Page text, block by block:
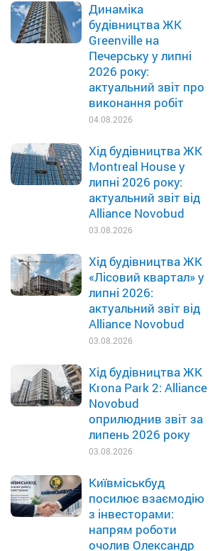
Динаміка
будівництва ЖК
Greenville на
Печерську у липні
2026 року:
актуальний звіт про
виконання робіт
04.08.2026
Хід будівництва ЖК
Montreal House у
липні 2026 року:
актуальний звіт від
Alliance Novobud
03.08.2026
Хід будівництва ЖК
«Лісовий квартал» у
липні 2026:
актуальний звіт від
Alliance Novobud
03.08.2026
Хід будівництва ЖК
Krona Park 2: Alliance
Novobud
оприлюднив звіт за
липень 2026 року
03.08.2026
Київміськбуд
посилює взаємодію
з інвесторами:
напрям роботи
очолив Олександр